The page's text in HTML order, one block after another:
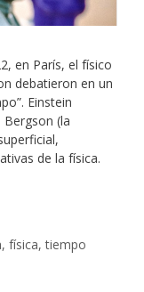
en París, el físico
debatieron en un
Einstein
(la
de la física.
,física,tiempo